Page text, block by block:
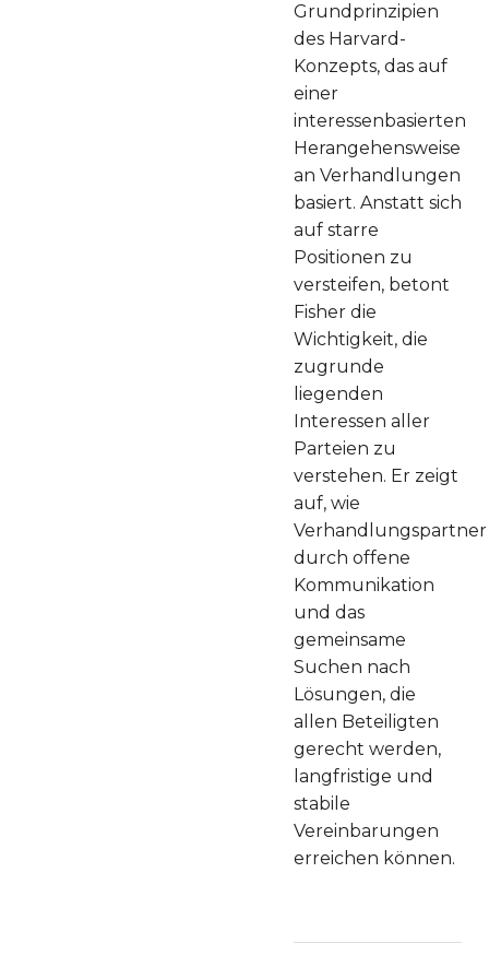
Grundprinzipien
des Harvard-
Konzepts, das auf
einer
interessenbasierten
Herangehensweise
an Verhandlungen
basiert. Anstatt sich
auf starre
Positionen zu
versteifen, betont
Fisher die
Wichtigkeit, die
zugrunde
liegenden
Interessen aller
Parteien zu
verstehen. Er zeigt
auf, wie
Verhandlungspartner
durch offene
Kommunikation
und das
gemeinsame
Suchen nach
Lösungen, die
allen Beteiligten
gerecht werden,
langfristige und
stabile
Vereinbarungen
erreichen können.